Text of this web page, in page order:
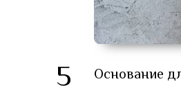
5 Основание